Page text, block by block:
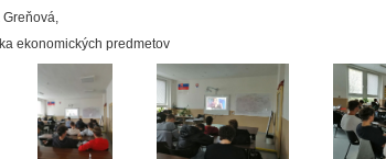
Greňová,
ekonomických predmetov